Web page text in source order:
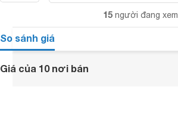
15 người đang xem
So sánh giá
Giá của 10 nơi bán